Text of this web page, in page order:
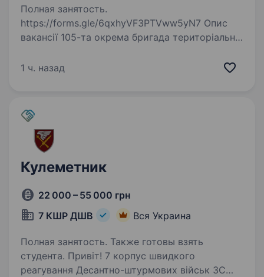
Полная занятость.
https://forms.gle/6qxhyVF3PTVww5yN7 Опис
вакансії 105-та окрема бригада територіальної
територіальної оборони України
1 ч. назад
Кулеметник
22 000 – 55 000 грн
7 КШР ДШВ
Вся Украина
Полная занятость. Также готовы взять
студента. Привіт! 7 корпус швидкого
реагування Десантно-штурмових військ ЗС